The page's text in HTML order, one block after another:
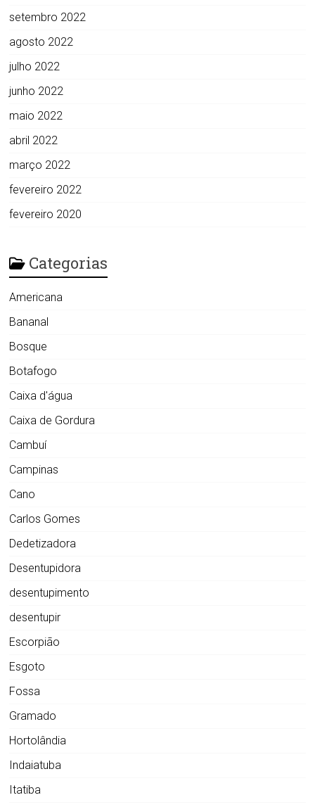
setembro 2022
agosto 2022
julho 2022
junho 2022
maio 2022
abril 2022
março 2022
fevereiro 2022
fevereiro 2020
Categorias
Americana
Bananal
Bosque
Botafogo
Caixa d'água
Caixa de Gordura
Cambuí
Campinas
Cano
Carlos Gomes
Dedetizadora
Desentupidora
desentupimento
desentupir
Escorpião
Esgoto
Fossa
Gramado
Hortolândia
Indaiatuba
Itatiba